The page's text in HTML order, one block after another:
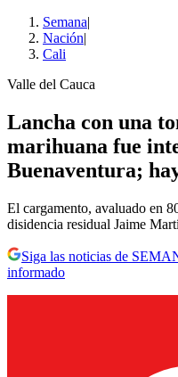
Semana|
Nación|
Cali
Valle del Cauca
Lancha con una
marihuana fue
Buenaventura;
El cargamento, avaluado en
disidencia residual Jaime
Siga las noticias de
informado